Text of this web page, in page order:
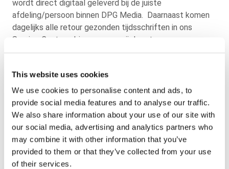
This website uses cookies
We use cookies to personalise content and ads, to
provide social media features and to analyse our traffic.
We also share information about your use of our site with
our social media, advertising and analytics partners who
may combine it with other information that you’ve
provided to them or that they’ve collected from your use
of their services.
wordt direct digitaal geleverd bij de juiste
afdeling/persoon binnen DPG Media. Daarnaast komen
dagelijks alle retour gezonden tijdsschriften in ons
Service Centrum binnen, waar
wij de retourgegevens
rechtstreeks verwerken inhet systeem van DPG Media
voorkomen en beschiktDPG Media altijd over een up-to-
date database. Tenslotte verwerken wij de papieren
responseop diverse promotionele acties van DPG
Media.De responseverwerking vindt plaats op een
dooronszelf ontwikkeld programma en we
leverenvervolgens de data via SFTP af aan DPG
Media.Onze deskundige, goed geïnstrueerde
medewerkerszijn altijd voorbereid op het opvangen van